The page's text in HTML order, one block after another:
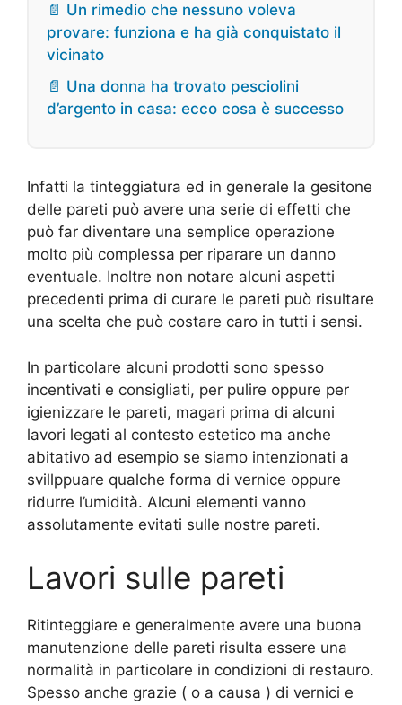
📄 Un rimedio che nessuno voleva
provare: funziona e ha già conquistato il
vicinato
📄 Una donna ha trovato pesciolini
d’argento in casa: ecco cosa è successo
Infatti la tinteggiatura ed in generale la gesitone
delle pareti può avere una serie di effetti che
può far diventare una semplice operazione
molto più complessa per riparare un danno
eventuale. Inoltre non notare alcuni aspetti
precedenti prima di curare le pareti può risultare
una scelta che può costare caro in tutti i sensi.
In particolare alcuni prodotti sono spesso
incentivati e consigliati, per pulire oppure per
igienizzare le pareti, magari prima di alcuni
lavori legati al contesto estetico ma anche
abitativo ad esempio se siamo intenzionati a
svillppuare qualche forma di vernice oppure
ridurre l’umidità. Alcuni elementi vanno
assolutamente evitati sulle nostre pareti.
Lavori sulle pareti
Ritinteggiare e generalmente avere una buona
manutenzione delle pareti risulta essere una
normalità in particolare in condizioni di restauro.
Spesso anche grazie ( o a causa ) di vernici e